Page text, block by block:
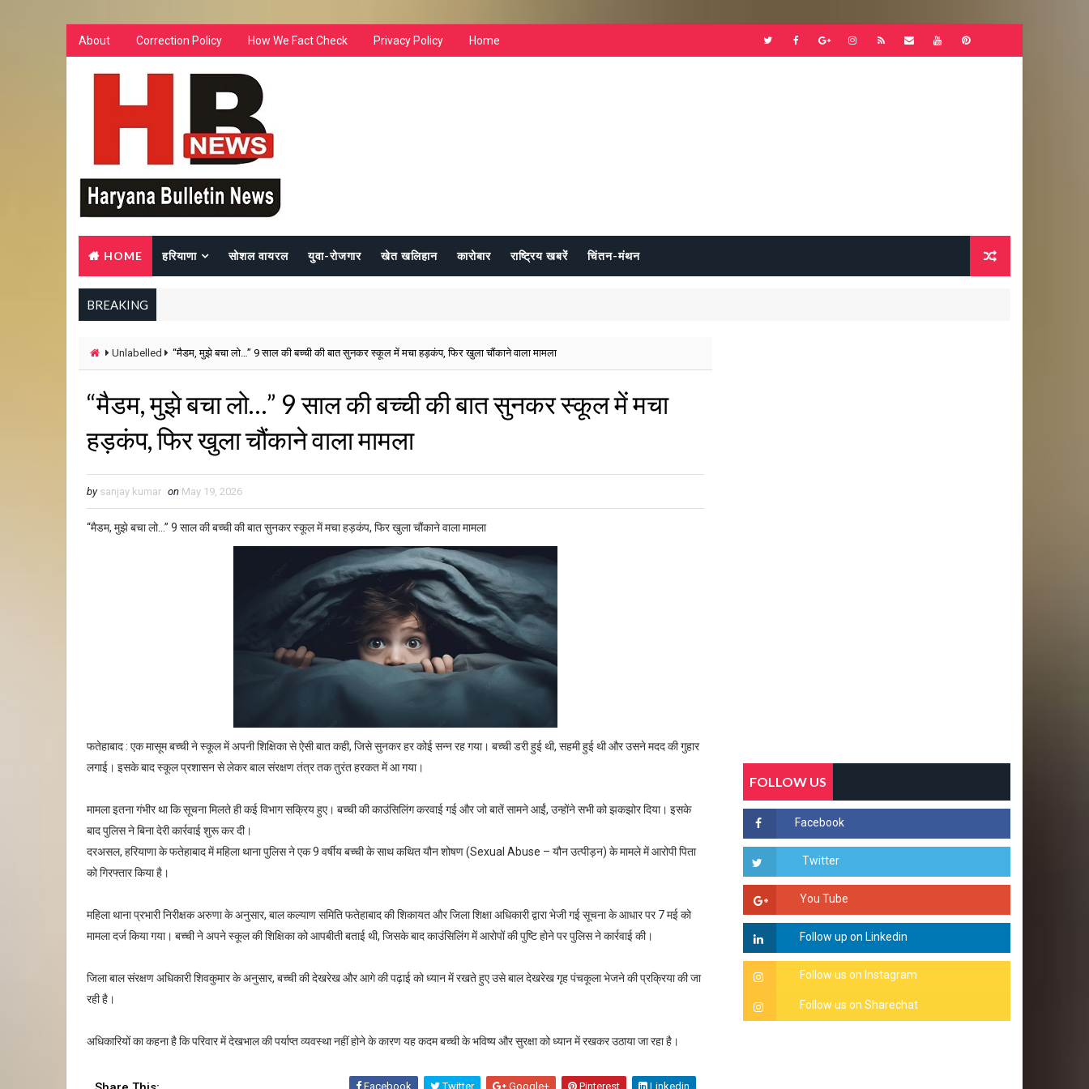
About Correction Policy How We Fact Check Privacy Policy Home
HOME हरियाणा सोशल वायरल युवा-रोजगार खेत खलिहान कारोबार राष्ट्रिय खबरें चिंतन-मंथन
BREAKING
Unlabelled “मैडम, मुझे बचा लो…” 9 साल की बच्ची की बात सुनकर स्कूल में मचा हड़कंप, फिर खुला चौंकाने वाला मामला
“मैडम, मुझे बचा लो…” 9 साल की बच्ची की बात सुनकर स्कूल में मचा
हड़कंप, फिर खुला चौंकाने वाला मामला
by sanjay kumar on May 19, 2026
“मैडम, मुझे बचा लो…” 9 साल की बच्ची की बात सुनकर स्कूल में मचा हड़कंप, फिर खुला चौंकाने वाला मामला
फतेहाबाद : एक मासूम बच्ची ने स्कूल में अपनी शिक्षिका से ऐसी बात कही, जिसे सुनकर हर कोई सन्न रह गया। बच्ची डरी हुई थी, सहमी हुई थी और उसने मदद की गुहार
लगाई। इसके बाद स्कूल प्रशासन से लेकर बाल संरक्षण तंत्र तक तुरंत हरकत में आ गया।
मामला इतना गंभीर था कि सूचना मिलते ही कई विभाग सक्रिय हुए। बच्ची की काउंसिलिंग करवाई गई और जो बातें सामने आईं, उन्होंने सभी को झकझोर दिया। इसके
बाद पुलिस ने बिना देरी कार्रवाई शुरू कर दी।
दरअसल, हरियाणा के फतेहाबाद में महिला थाना पुलिस ने एक 9 वर्षीय बच्ची के साथ कथित यौन शोषण (Sexual Abuse – यौन उत्पीड़न) के मामले में आरोपी पिता
को गिरफ्तार किया है।
महिला थाना प्रभारी निरीक्षक अरुणा के अनुसार, बाल कल्याण समिति फतेहाबाद की शिकायत और जिला शिक्षा अधिकारी द्वारा भेजी गई सूचना के आधार पर 7 मई को
मामला दर्ज किया गया। बच्ची ने अपने स्कूल की शिक्षिका को आपबीती बताई थी, जिसके बाद काउंसिलिंग में आरोपों की पुष्टि होने पर पुलिस ने कार्रवाई की।
जिला बाल संरक्षण अधिकारी शिवकुमार के अनुसार, बच्ची की देखरेख और आगे की पढ़ाई को ध्यान में रखते हुए उसे बाल देखरेख गृह पंचकूला भेजने की प्रक्रिया की जा
रही है।
अधिकारियों का कहना है कि परिवार में देखभाल की पर्याप्त व्यवस्था नहीं होने के कारण यह कदम बच्ची के भविष्य और सुरक्षा को ध्यान में रखकर उठाया जा रहा है।
Facebook Twitter Google+ Pinterest Linkedin
FOLLOW US